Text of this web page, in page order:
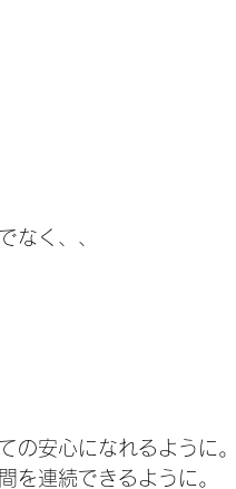
なく、、
の安心になれるように。
を連続できるように。